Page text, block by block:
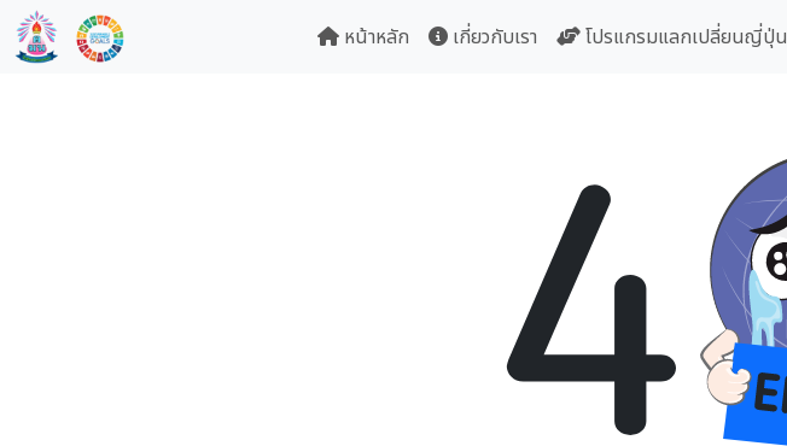
หน้าหลัก เกี่ยวกับเรา โปรแกรมแลกเปลี่ยนญี่ปุ่น